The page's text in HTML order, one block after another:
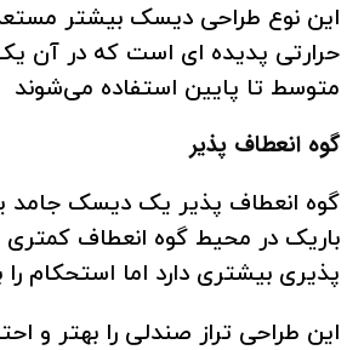
این نوع طراحی دیسک بیشتر
حرارتی پدیده ای است که در آن
متوسط ​​تا پایین استفاده می‌شوند
گوه انعطاف پذیر
گوه انعطاف پذیر یک دیسک جامد
باریک در محیط گوه انعطاف
پذیری بیشتری دارد اما استحکام را
این طراحی تراز صندلی را بهتر